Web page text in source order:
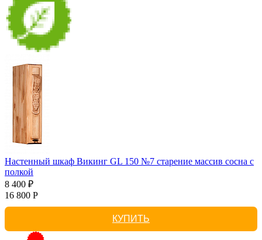
Настенный шкаф Викинг GL 150 №7 старение массив сосна с
полкой
8 400 ₽
16 800 Р
КУПИТЬ